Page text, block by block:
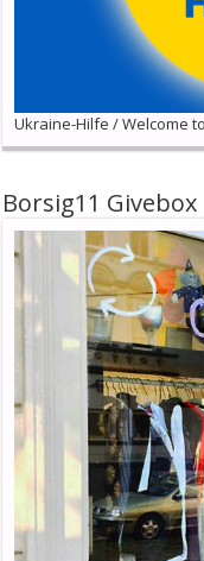
Ukraine-Hilfe / Welcome
Borsig11 Givebox